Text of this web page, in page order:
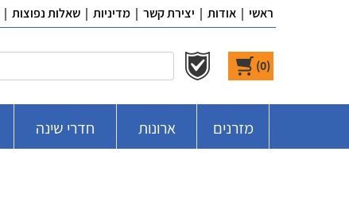
ראשי | אודות | יצירת קשר | מדיניות | שאלות נפוצות |
(
0
)
מזרנים ארונות חדרי שינה